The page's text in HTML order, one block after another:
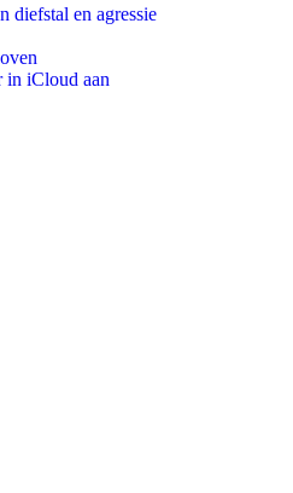
diefstal en agressie
in iCloud aan